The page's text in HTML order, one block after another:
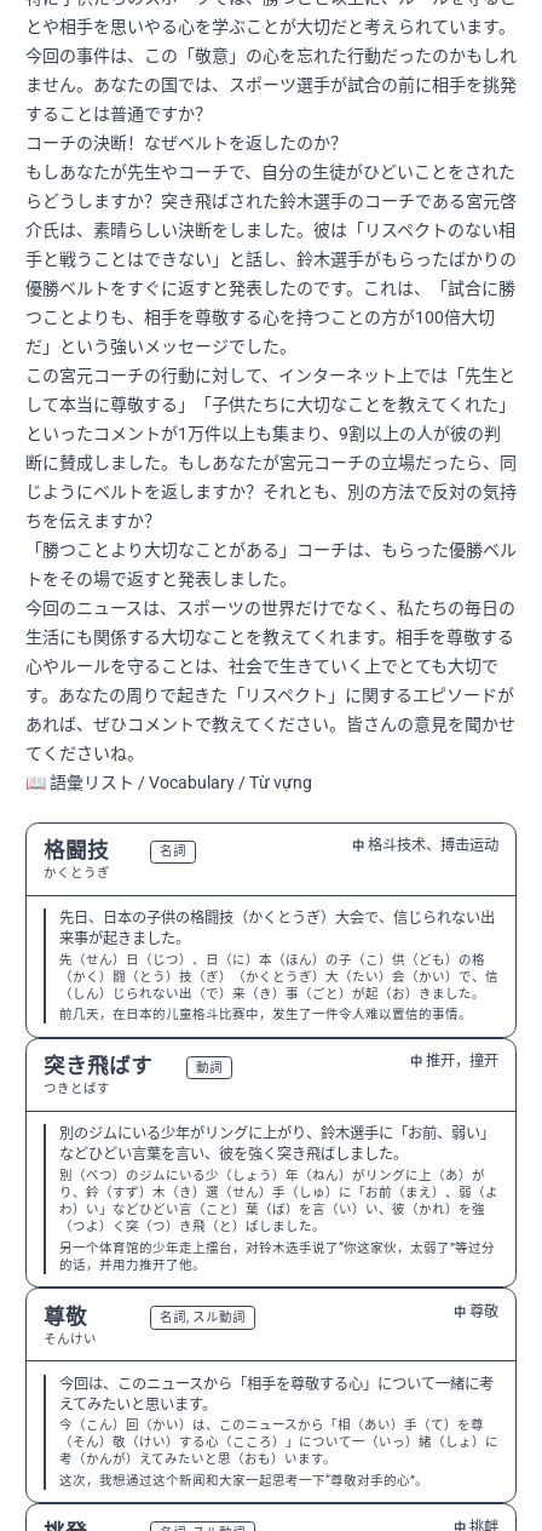
とや相手を思いやる心を学ぶことが大切だと考えられています。
今回の事件は、この「敬意」の心を忘れた行動だったのかもしれ
ません。あなたの国では、スポーツ選手が試合の前に相手を挑発
することは普通ですか？
コーチの決断！なぜベルトを返したのか？
もしあなたが先生やコーチで、自分の生徒がひどいことをされた
らどうしますか？突き飛ばされた鈴木選手のコーチである宮元啓
介氏は、素晴らしい決断をしました。彼は「リスペクトのない相
手と戦うことはできない」と話し、鈴木選手がもらったばかりの
優勝ベルトをすぐに返すと発表したのです。これは、「試合に勝
つことよりも、相手を尊敬する心を持つことの方が100倍大切
だ」という強いメッセージでした。
この宮元コーチの行動に対して、インターネット上では「先生と
して本当に尊敬する」「子供たちに大切なことを教えてくれた」
といったコメントが1万件以上も集まり、9割以上の人が彼の判
断に賛成しました。もしあなたが宮元コーチの立場だったら、同
じようにベルトを返しますか？それとも、別の方法で反対の気持
ちを伝えますか？
「勝つことより大切なことがある」コーチは、もらった優勝ベル
トをその場で返すと発表しました。
今回のニュースは、スポーツの世界だけでなく、私たちの毎日の
生活にも関係する大切なことを教えてくれます。相手を尊敬する
心やルールを守ることは、社会で生きていく上でとても大切で
す。あなたの周りで起きた「リスペクト」に関するエピソードが
あれば、ぜひコメントで教えてください。皆さんの意見を聞かせ
てくださいね。
📖 語彙リスト / Vocabulary / Từ vựng
格闘技
かくとうぎ
名詞 中 格斗技术、搏击运动
先日、日本の子供の格闘技（かくとうぎ）大会で、信じられない出
来事が起きました。
先（せん）日（じつ）、日（に）本（ほん）の子（こ）供（ども）の格
（かく）闘（とう）技（ぎ）（かくとうぎ）大（たい）会（かい）で、信
（しん）じられない出（で）来（き）事（ごと）が起（お）きました。
前几天，在日本的儿童格斗比赛中，发生了一件令人难以置信的事情。
突き飛ばす
つきとばす
動詞 中 推开，撞开
別のジムにいる少年がリングに上がり、鈴木選手に「お前、弱い」
などひどい言葉を言い、彼を強く突き飛ばしました。
別（べつ）のジムにいる少（しょう）年（ねん）がリングに上（あ）が
り、鈴（すず）木（き）選（せん）手（しゅ）に「お前（まえ）、弱（よ
わ）い」などひどい言（こと）葉（ば）を言（い）い、彼（かれ）を強
（つよ）く突（つ）き飛（と）ばしました。
另一个体育馆的少年走上擂台，对铃木选手说了“你这家伙，太弱了”等过分
的话，并用力推开了他。
尊敬
そんけい
名詞, スル動詞 中 尊敬
今回は、このニュースから「相手を尊敬する心」について一緒に考
えてみたいと思います。
今（こん）回（かい）は、このニュースから「相（あい）手（て）を尊
（そん）敬（けい）する心（こころ）」について一（いっ）緒（しょ）に
考（かんが）えてみたいと思（おも）います。
这次，我想通过这个新闻和大家一起思考一下“尊敬对手的心”。
中 挑衅